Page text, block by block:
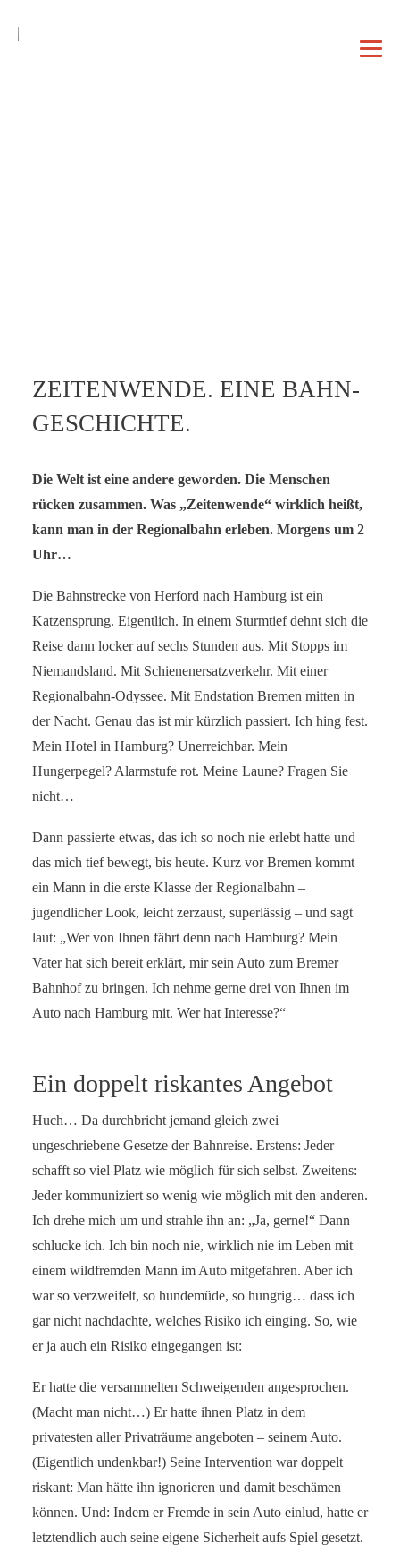
BERATUNG
SERVICE-BLOG
BÜCHER
KONTAKT
ZEITENWENDE. EINE BAHN-
GESCHICHTE.
Die Welt ist eine andere geworden. Die Menschen
rücken zusammen. Was „Zeitenwende“ wirklich heißt,
kann man in der Regionalbahn erleben. Morgens um 2
Uhr…
Die Bahnstrecke von Herford nach Hamburg ist ein
Katzensprung. Eigentlich. In einem Sturmtief dehnt sich die
Reise dann locker auf sechs Stunden aus. Mit Stopps im
Niemandsland. Mit Schienenersatzverkehr. Mit einer
Regionalbahn-Odyssee. Mit Endstation Bremen mitten in
der Nacht. Genau das ist mir kürzlich passiert. Ich hing fest.
Mein Hotel in Hamburg? Unerreichbar. Mein
Hungerpegel? Alarmstufe rot. Meine Laune? Fragen Sie
nicht…
Dann passierte etwas, das ich so noch nie erlebt hatte und
das mich tief bewegt, bis heute. Kurz vor Bremen kommt
ein Mann in die erste Klasse der Regionalbahn –
jugendlicher Look, leicht zerzaust, superlässig – und sagt
laut: „Wer von Ihnen fährt denn nach Hamburg? Mein
Vater hat sich bereit erklärt, mir sein Auto zum Bremer
Bahnhof zu bringen. Ich nehme gerne drei von Ihnen im
Auto nach Hamburg mit. Wer hat Interesse?“
Ein doppelt riskantes Angebot
Huch… Da durchbricht jemand gleich zwei
ungeschriebene Gesetze der Bahnreise. Erstens: Jeder
schafft so viel Platz wie möglich für sich selbst. Zweitens:
Jeder kommuniziert so wenig wie möglich mit den anderen.
Ich drehe mich um und strahle ihn an: „Ja, gerne!“ Dann
schlucke ich. Ich bin noch nie, wirklich nie im Leben mit
einem wildfremden Mann im Auto mitgefahren. Aber ich
war so verzweifelt, so hundemüde, so hungrig… dass ich
gar nicht nachdachte, welches Risiko ich einging. So, wie
er ja auch ein Risiko eingegangen ist:
Er hatte die versammelten Schweigenden angesprochen.
(Macht man nicht…) Er hatte ihnen Platz in dem
privatesten aller Privaträume angeboten – seinem Auto.
(Eigentlich undenkbar!) Seine Intervention war doppelt
riskant: Man hätte ihn ignorieren und damit beschämen
können. Und: Indem er Fremde in sein Auto einlud, hatte er
letztendlich auch seine eigene Sicherheit aufs Spiel gesetzt.